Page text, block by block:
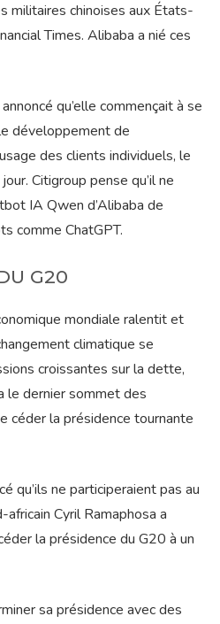
militaires chinoises aux États-
Times. Alibaba a nié ces
qu’elle commençait à se
développement de
des clients individuels, le
Citigroup pense qu’il ne
IA Qwen d’Alibaba de
comme ChatGPT.
G20
mondiale ralentit et
climatique se
croissantes sur la dette,
le dernier sommet des
céder la présidence tournante
qu’ils ne participeraient pas au
Cyril Ramaphosa a
la présidence du G20 à un
sa présidence avec des